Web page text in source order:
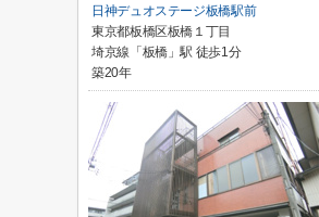
日神デュオステージ板橋駅前
東京都板橋区板橋１丁目
埼京線「板橋」駅 徒歩1分
築20年